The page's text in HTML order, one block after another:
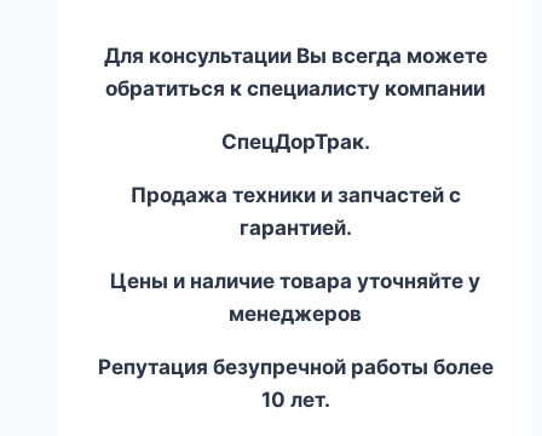
Для консультации Вы всегда можете
обратиться к специалисту компании
СпецДорТрак.
Продажа техники и запчастей с
гарантией.
Цены и наличие товара уточняйте у
менеджеров
Репутация безупречной работы более
10 лет.